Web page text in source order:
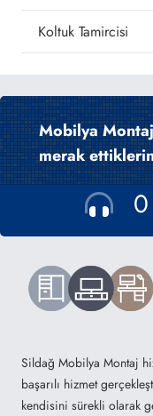
Koltuk Tamircisi
Mobilya
merak
Sildağ Mobilya Montaj
başarılı hizmet
kendisini sürekli olarak